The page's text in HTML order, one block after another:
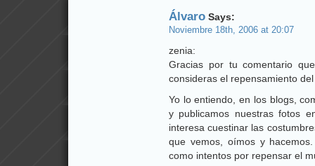
Álvaro Says:
Noviembre 18th, 2006 at 20:07
zenia:
Gracias por tu comentario
consideras el repensamiento
Yo lo entiendo, en los blogs,
y publicamos nuestras fotos
interesa cuestinar las
que vemos, oímos y
como intentos por repensar el